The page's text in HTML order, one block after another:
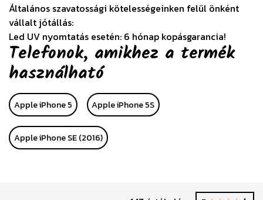
Általános szavatossági kötelességeinken felül önként
vállalt jótállás:
Led UV nyomtatás esetén: 6 hónap kopásgarancia!
Telefonok, amikhez a termék
használható
Apple iPhone 5 Apple iPhone 5S
Apple iPhone SE (2016)